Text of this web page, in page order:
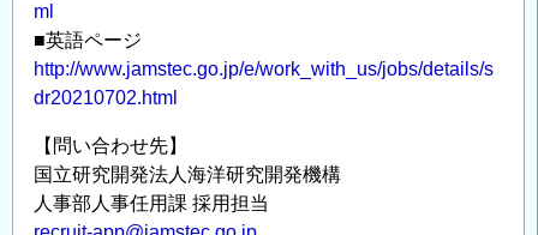
研
究
員
公
募
情
報
の
山・
地
球
内
部
研
究
セ
ml
■英語ページ
http://www.jamstec.go.jp/e/work_with_us/jobs/details/s
dr20210702.html
【問い合わせ先】
国立研究開発法人海洋研究開発機構
人事部人事任用課 採用担当